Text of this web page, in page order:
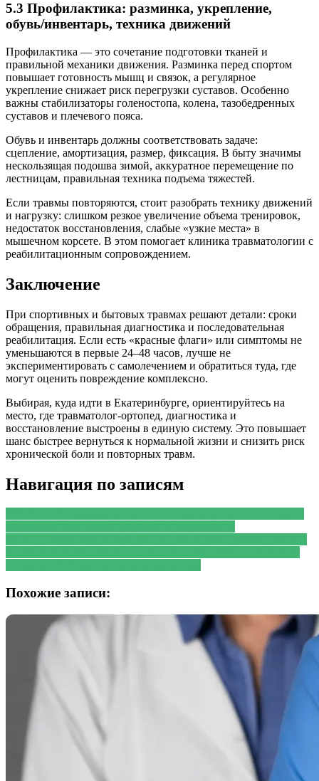
5.3 Профилактика: разминка, укрепление,
обувь/инвентарь, техника движений
Профилактика — это сочетание подготовки тканей и
правильной механики движения. Разминка перед спортом
повышает готовность мышц и связок, а регулярное
укрепление снижает риск перегрузки суставов. Особенно
важны стабилизаторы голеностопа, колена, тазобедренных
суставов и плечевого пояса.
Обувь и инвентарь должны соответствовать задаче:
сцепление, амортизация, размер, фиксация. В быту значимы
нескользящая подошва зимой, аккуратное перемещение по
лестницам, правильная техника подъема тяжестей.
Если травмы повторяются, стоит разобрать технику движений
и нагрузку: слишком резкое увеличение объема тренировок,
недостаток восстановления, слабые «узкие места» в
мышечном корсете. В этом помогает клиника травматологии с
реабилитационным сопровождением.
Заключение
При спортивных и бытовых травмах решают детали: сроки
обращения, правильная диагностика и последовательная
реабилитация. Если есть «красные флаги» или симптомы не
уменьшаются в первые 24–48 часов, лучше не
экспериментировать с самолечением и обратиться туда, где
могут оценить повреждение комплексно.
Выбирая, куда идти в Екатеринбурге, ориентируйтесь на
место, где травматолог-ортопед, диагностика и
восстановление выстроены в единую систему. Это повышает
шанс быстрее вернуться к нормальной жизни и снизить риск
хронической боли и повторных травм.
Навигация по записям
Похожие записи: